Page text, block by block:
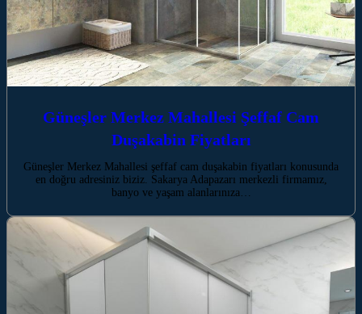
Güneşler Merkez Mahallesi Şeffaf Cam
Duşakabin Fiyatları
Güneşler Merkez Mahallesi şeffaf cam duşakabin fiyatları konusunda
en doğru adresiniz biziz. Sakarya Adapazarı merkezli firmamız,
banyo ve yaşam alanlarınıza…